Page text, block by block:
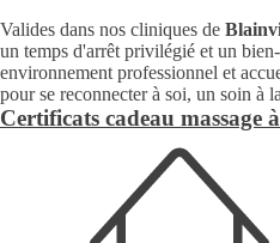
Valides dans nos cliniques de
un temps d'arrêt privilégié et un
environnement professionnel et
pour se reconnecter à soi, un soin à
Certificats cadeau massage